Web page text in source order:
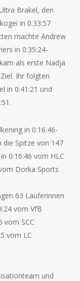
Brakel, den
in 0:33:57
machte Andrew
in 0:35:24-
als erste Nadja
Ihr folgten
in 0:41:21 und
in 0:16:46-
Spitze von 147
0:16:46 vom HLC
Dorka Sports
63 Läuferinnen
vom VfB
vom SCC
vom LC
und